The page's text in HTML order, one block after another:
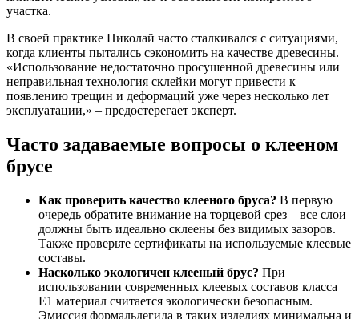
участка.
В своей практике Николай часто сталкивался с ситуациями,
когда клиенты пытались сэкономить на качестве древесины.
«Использование недостаточно просушенной древесины или
неправильная технология склейки могут привести к
появлению трещин и деформаций уже через несколько лет
эксплуатации,» – предостерегает эксперт.
Часто задаваемые вопросы о клееном
брусе
Как проверить качество клееного бруса? В первую
очередь обратите внимание на торцевой срез – все слои
должны быть идеально склеены без видимых зазоров.
Также проверьте сертификаты на используемые клеевые
составы.
Насколько экологичен клееный брус? При
использовании современных клеевых составов класса
Е1 материал считается экологически безопасным.
Эмиссия формальдегида в таких изделиях минимальна и